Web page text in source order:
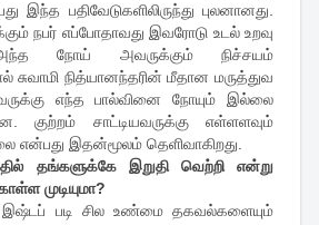
இந்த பதிவேடுகளிலிருந்து புலனானது.
நபர் எப்போதாவது இவரோடு உடல் உறவு
அந்த நோய் அவருக்கும் நிச்சயம்
சுவாமி நித்யானந்தரின் மீதான மருத்துவ
எந்த பால்வினை நோயும் இல்லை
குற்றம் சாட்டியவருக்கு எள்ளளவும்
இதன்மூலம் தெளிவாகிறது.
தங்களுக்கே இறுதி வெற்றி என்று
முடியுமா?
படி சில உண்மை தகவல்களையும்